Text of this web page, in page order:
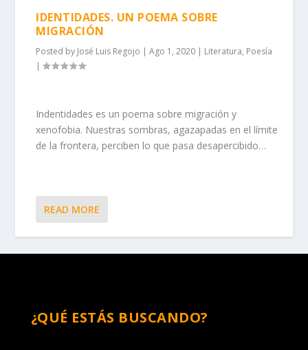
IDENTIDADES. UN POEMA SOBRE
MIGRACIÓN
Posted by José Luis Regojo |Ago 1, 2020 | Literatura, Poesía
|
Indentidades es un poema sobre migración y
xenofobia. Nuestras sombras, agazapadas en el límite
de la frontera, perciben lo que pasa desapercibido…
READ MORE
¿QUÉ ESTÁS BUSCANDO?